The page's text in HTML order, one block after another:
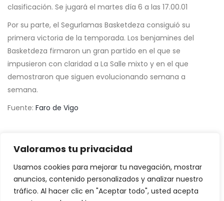
Valoramos tu privacidad
Usamos cookies para mejorar tu navegación, mostrar
anuncios, contenido personalizados y analizar nuestro
tráfico. Al hacer clic en "Aceptar todo", usted acepta
clasificación. Se jugará el martes día 6 a las 17.00.01
Por su parte, el Segurlamas Basketdeza consiguió su
primera victoria de la temporada. Los benjamines del
Basketdeza firmaron un gran partido en el que se
impusieron con claridad a La Salle mixto y en el que
demostraron que siguen evolucionando semana a
semana.
Fuente: Faro de Vigo